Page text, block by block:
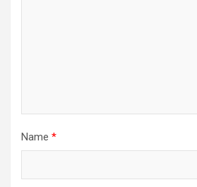
Name *